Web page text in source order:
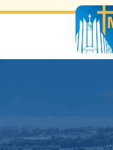
Przejdź